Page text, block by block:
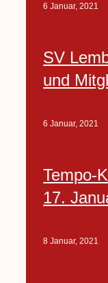
6 Januar, 2021
SV
und
6 Januar, 2021
Tempo-
17.
8 Januar, 2021